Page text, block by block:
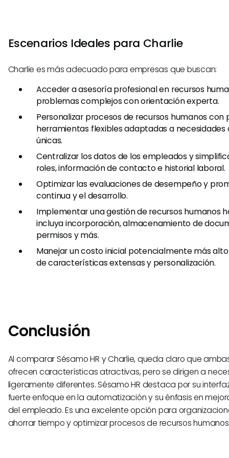
Escenarios Ideales para Charlie
Charlie es más adecuado para empresas que buscan:
Acceder a asesoría profesional en recursos
problemas complejos con orientación experta.
Personalizar procesos de recursos humanos con
herramientas flexibles adaptadas a necesidades
únicas.
Centralizar los datos de los empleados y
roles, información de contacto e historial laboral.
Optimizar las evaluaciones de desempeño y
continua y el desarrollo.
Implementar una gestión de recursos humanos
incluya incorporación, almacenamiento de
permisos y más.
Manejar un costo inicial potencialmente más
de características extensas y personalización.
Conclusión
Al comparar Sésamo HR y Charlie, queda claro que
ofrecen características atractivas, pero se dirigen a
ligeramente diferentes. Sésamo HR destaca por su
fuerte enfoque en la automatización y su énfasis en
del empleado. Es una excelente opción para
ahorrar tiempo y optimizar procesos de recursos